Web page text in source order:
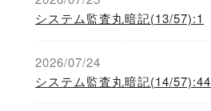
システム監査丸暗記(13/57):1
2026/07/24
システム監査丸暗記(14/57):44